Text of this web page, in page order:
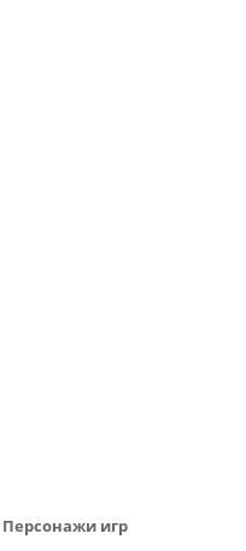
Персонажи игр